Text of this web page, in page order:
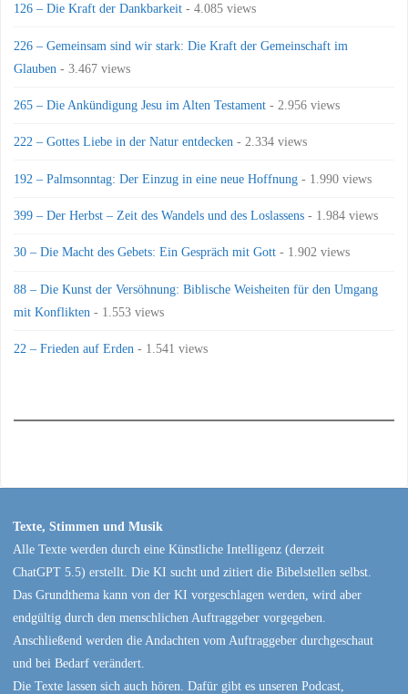
126 – Die Kraft der Dankbarkeit - 4.085 views
226 – Gemeinsam sind wir stark: Die Kraft der Gemeinschaft im
Glauben - 3.467 views
265 – Die Ankündigung Jesu im Alten Testament - 2.956 views
222 – Gottes Liebe in der Natur entdecken - 2.334 views
192 – Palmsonntag: Der Einzug in eine neue Hoffnung - 1.990 views
399 – Der Herbst – Zeit des Wandels und des Loslassens - 1.984 views
30 – Die Macht des Gebets: Ein Gespräch mit Gott - 1.902 views
88 – Die Kunst der Versöhnung: Biblische Weisheiten für den Umgang
mit Konflikten - 1.553 views
22 – Frieden auf Erden - 1.541 views
Texte, Stimmen und Musik
Alle Texte werden durch eine Künstliche Intelligenz (derzeit
ChatGPT 5.5) erstellt. Die KI sucht und zitiert die Bibelstellen selbst.
Das Grundthema kann von der KI vorgeschlagen werden, wird aber
endgültig durch den menschlichen Auftraggeber vorgegeben.
Anschließend werden die Andachten vom Auftraggeber durchgeschaut
und bei Bedarf verändert.
Die Texte lassen sich auch hören. Dafür gibt es unseren Podcast,